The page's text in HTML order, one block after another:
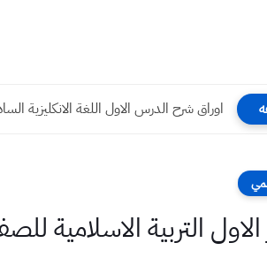
اوراق شرح الدرس الاول اللغة الانكليزية
التربية الاسلامية